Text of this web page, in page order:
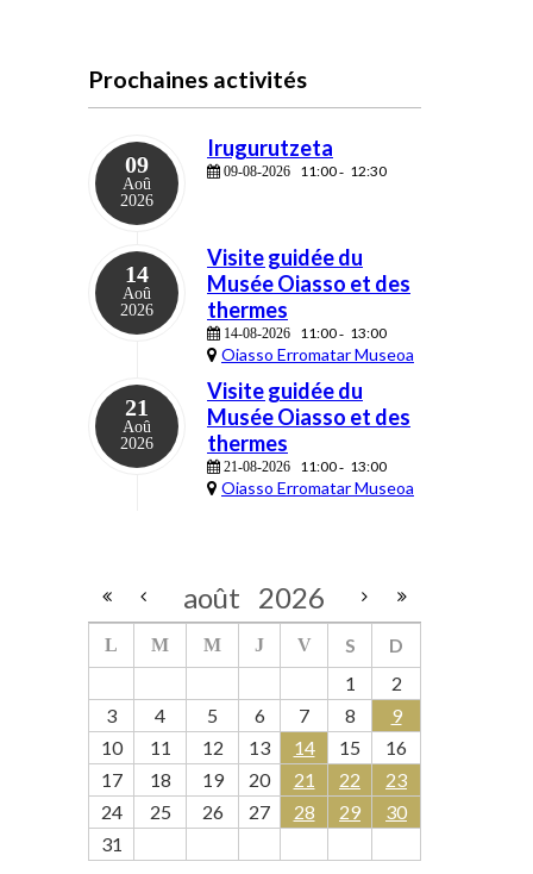
Prochaines activités
09
Aoû
2026
Irugurutzeta
09-08-2026 11:00- 12:30
14
Aoû
2026
Visite guidée du
Musée Oiasso et des
thermes
14-08-2026 11:00- 13:00
Oiasso Erromatar Museoa
21
Aoû
2026
Visite guidée du
Musée Oiasso et des
thermes
21-08-2026 11:00- 13:00
Oiasso Erromatar Museoa
août 2026
L M M J V S
D
1
2
3
4 5 6 7 8
9
10
11 12 13 14 15
16
17
18 19 20 21 22
23
24
25 26 27 28 29
30
31